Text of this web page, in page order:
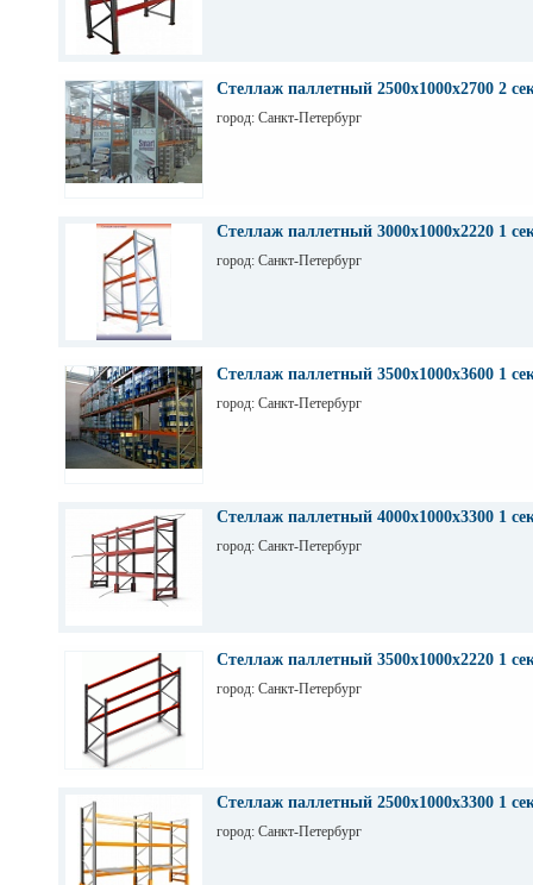
Стеллаж паллетный 2500х1000х2700 2
город: Санкт-Петербург
Стеллаж паллетный 3000х1000х2220 1
город: Санкт-Петербург
Стеллаж паллетный 3500х1000х3600 1
город: Санкт-Петербург
Стеллаж паллетный 4000х1000х3300 1
город: Санкт-Петербург
Стеллаж паллетный 3500х1000х2220 1
город: Санкт-Петербург
Стеллаж паллетный 2500х1000х3300 1
город: Санкт-Петербург